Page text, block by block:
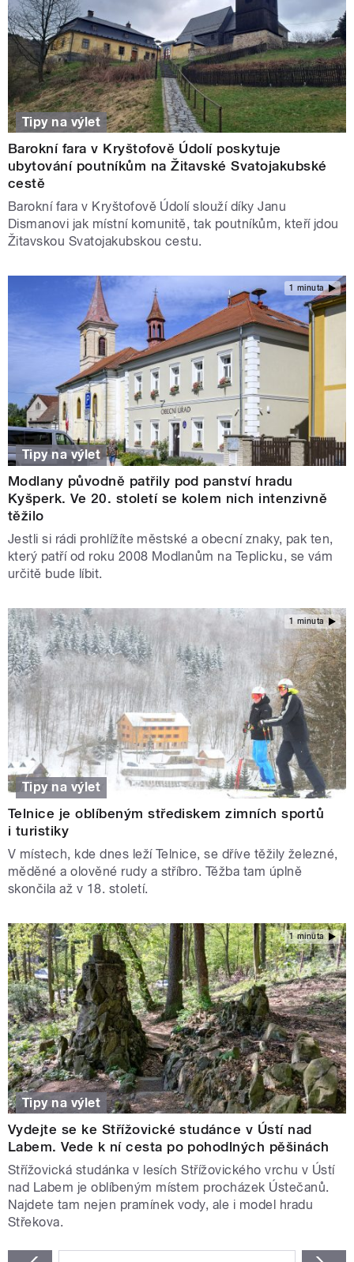
Tipy na výlet
Barokní fara v Kryštofově Údolí poskytuje
ubytování poutníkům na Žitavské Svatojakubské
cestě
Barokní fara v Kryštofově Údolí slouží díky Janu
Dismanovi jak místní komunitě, tak poutníkům, kteří jdou
Žitavskou Svatojakubskou cestu.
1 minuta
Tipy na výlet
Modlany původně patřily pod panství hradu
Kyšperk. Ve 20. století se kolem nich intenzivně
těžilo
Jestli si rádi prohlížíte městské a obecní znaky, pak ten,
který patří od roku 2008 Modlanům na Teplicku, se vám
určitě bude líbit.
1 minuta
Tipy na výlet
Telnice je oblíbeným střediskem zimních sportů
i turistiky
V místech, kde dnes leží Telnice, se dříve těžily železné,
měděné a olověné rudy a stříbro. Těžba tam úplně
skončila až v 18. století.
1 minuta
Tipy na výlet
Vydejte se ke Střížovické studánce v Ústí nad
Labem. Vede k ní cesta po pohodlných pěšinách
Střížovická studánka v lesích Střížovického vrchu v Ústí
nad Labem je oblíbeným místem procházek Ústečanů.
Najdete tam nejen pramínek vody, ale i model hradu
Střekova.